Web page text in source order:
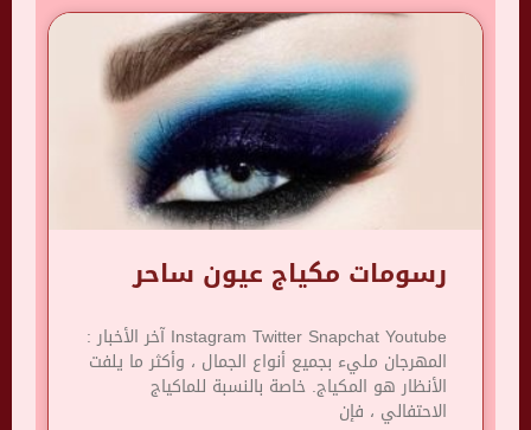
رسومات مكياج عيون ساحر
Instagram Twitter Snapchat Youtube آخر الأخبار :
المهرجان مليء بجميع أنواع الجمال ، وأكثر ما يلفت
الأنظار هو المكياج. خاصة بالنسبة للماكياج
الاحتفالي ، فإن